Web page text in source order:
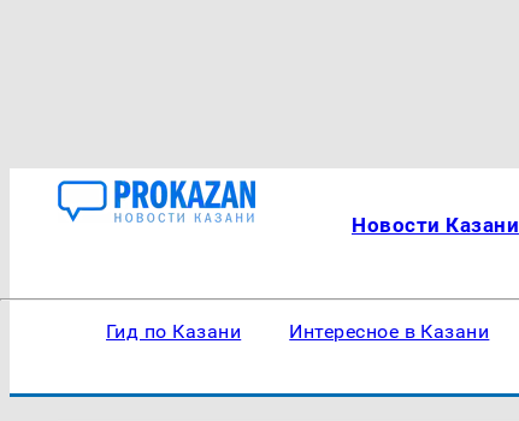
Новости Казани
Гид по Казани Интересное в Казани